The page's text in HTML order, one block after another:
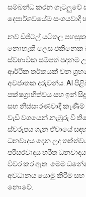
සම්බන්ධ කරන ගැටලුවේ
දෙපාර්ශවයේම
නව ඩිජිටල් යටිතල
නොහැකි ලෙස එකිනෙක
ස්වභාවික සම්පත් පදනම
ආර්ථික තර්කයක් වන
අවජාතක දරුවන්ය. AI
පක්ෂග්‍රාහීත්වය සහ ඉන්
සහ නිස්සාරණවාදී
වැඩි වශයෙන් නැඹුරු වී
ස්වරූපය ගැන ඒවායේ
ධනවාදය දෙන ලද
පරිසරවාදය හරිත
විවර කර ඇත. මෙම
අවධානය යොමු කිරීම සහ
නොවේ.